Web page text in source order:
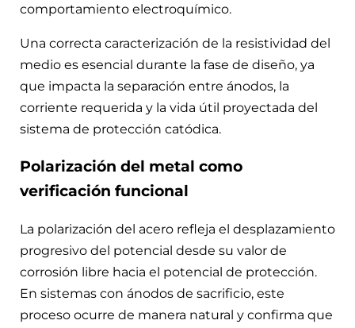
comportamiento electroquímico.
Una correcta caracterización de la resistividad del
medio es esencial durante la fase de diseño, ya
que impacta la separación entre ánodos, la
corriente requerida y la vida útil proyectada del
sistema de protección catódica.
Polarización del metal como
verificación funcional
La polarización del acero refleja el desplazamiento
progresivo del potencial desde su valor de
corrosión libre hacia el potencial de protección.
En sistemas con ánodos de sacrificio, este
proceso ocurre de manera natural y confirma que